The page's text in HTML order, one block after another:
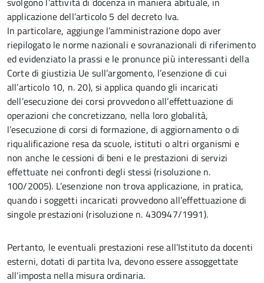
applicazione dell’articolo 5 del decreto Iva.
In particolare, aggiunge l’amministrazione dopo aver
riepilogato le norme nazionali e sovranazionali di riferimento
ed evidenziato la prassi e le pronunce più interessanti della
Corte di giustizia Ue sull’argomento, l’esenzione di cui
all’articolo 10, n. 20), si applica quando gli incaricati
dell’esecuzione dei corsi provvedono all’effettuazione di
operazioni che concretizzano, nella loro globalità,
l’esecuzione di corsi di formazione, di aggiornamento o di
riqualificazione resa da scuole, istituti o altri organismi e
non anche le cessioni di beni e le prestazioni di servizi
effettuate nei confronti degli stessi (risoluzione n.
100/2005). L’esenzione non trova applicazione, in pratica,
quando i soggetti incaricati provvedono all’effettuazione di
singole prestazioni (risoluzione n. 430947/1991).
Pertanto, le eventuali prestazioni rese all’Istituto da docenti
esterni, dotati di partita Iva, devono essere assoggettate
all’imposta nella misura ordinaria.